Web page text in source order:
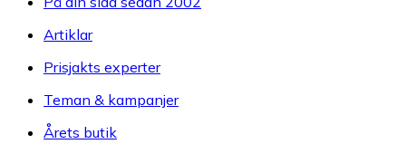
Artiklar
Prisjakts experter
Teman & kampanjer
Årets butik